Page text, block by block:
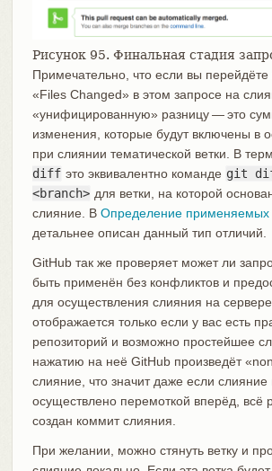
Рисунок 95. Финальная стадия
Примечательно, что если вы перейдёте
«Files Changed» в этом запросе на
«унифицированную» разницу — это
изменения, которые будут включены в
при слиянии тематической ветки. В
diff это эквивалентно команде git
<branch> для ветки, на которой
слияние. В Определение применяемых
детальнее описан данный тип отличий.
GitHub так же проверяет может ли
быть применён без конфликтов и
для осуществления слияния на
отображается только если у вас есть
репозиторий и возможно простейшее
нажатию на неё GitHub произведёт
слияние, что значит даже если слияние
осуществлено перемоткой вперёд, всё
создан коммит слияния.
При желании, можно стянуть ветку и